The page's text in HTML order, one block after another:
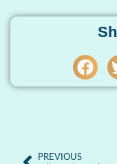
PREVIOUS